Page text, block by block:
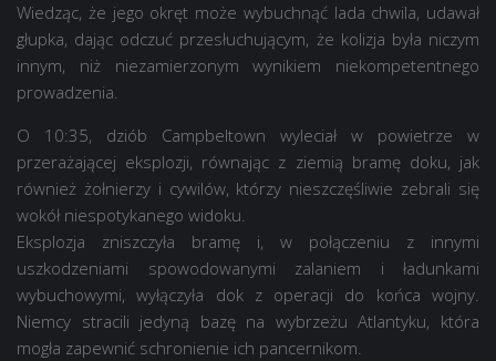
Wiedząc, że jego okręt może wybuchnąć lada chwila, udawał
głupka, dając odczuć przesłuchującym, że kolizja była niczym
innym, niż niezamierzonym wynikiem niekompetentnego
prowadzenia.
O 10:35, dziób Campbeltown wyleciał w powietrze w
przerażającej eksplozji, równając z ziemią bramę doku, jak
również żołnierzy i cywilów, którzy nieszczęśliwie zebrali się
wokół niespotykanego widoku.
Eksplozja zniszczyła bramę i, w połączeniu z innymi
uszkodzeniami spowodowanymi zalaniem i ładunkami
wybuchowymi, wyłączyła dok z operacji do końca wojny.
Niemcy stracili jedyną bazę na wybrzeżu Atlantyku, która
mogła zapewnić schronienie ich pancernikom.